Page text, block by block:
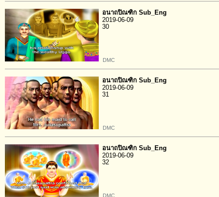
อนาถปิณฑิก Sub_Eng
2019-06-09
30
DMC
อนาถปิณฑิก Sub_Eng
2019-06-09
31
DMC
อนาถปิณฑิก Sub_Eng
2019-06-09
32
DMC